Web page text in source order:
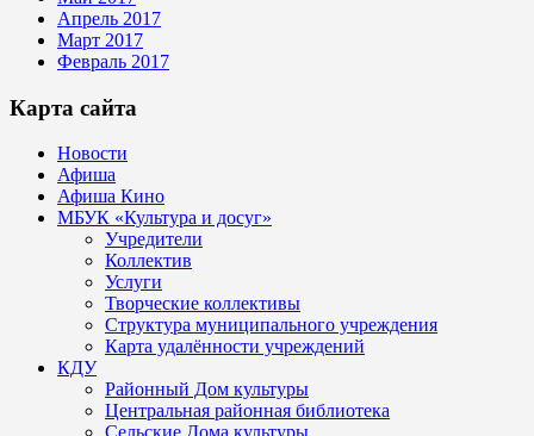
Апрель 2017
Март 2017
Февраль 2017
Карта сайта
Новости
Афиша
Афиша Кино
МБУК «Культура и досуг»
Учредители
Коллектив
Услуги
Творческие коллективы
Структура муниципального учреждения
Карта удалённости учреждений
КДУ
Районный Дом культуры
Центральная районная библиотека